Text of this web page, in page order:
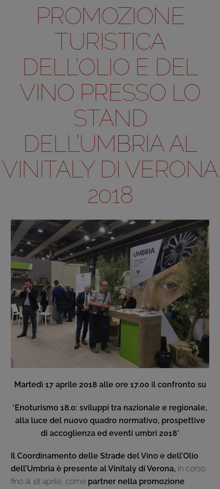
PROMOZIONE
TURISTICA
DELL’OLIO E DEL
VINO PRESSO LO
STAND
DELL’UMBRIA AL
VINITALY DI VERONA
2018
Martedì 17 aprile 2018 alle ore 17.00 il confronto su
‘Enoturismo 18.0: sviluppi tra nazionale e regionale,
alla luce del nuovo quadro normativo, prospettive
di accoglienza ed eventi umbri 2018’
Il Coordinamento delle Strade del Vino e dell’Olio
dell’Umbria è presente al Vinitaly di Verona, in corso
fino al 18 aprile, come partner nella promozione